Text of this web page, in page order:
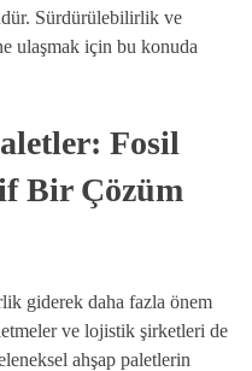
Sürdürülebilirlik ve
ulaşmak için bu konuda
Fosil
Bir Çözüm
giderek daha fazla önem
ve lojistik şirketleri de
ahşap paletlerin